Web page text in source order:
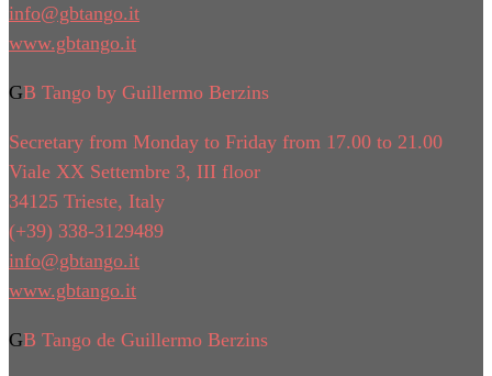
info@gbtango.it
www.gbtango.it
GB Tango by Guillermo Berzins
Secretary from Monday to Friday from 17.00 to 21.00
Viale XX Settembre 3, III floor
34125 Trieste, Italy
(+39) 338-3129489
info@gbtango.it
www.gbtango.it
GB Tango de Guillermo Berzins